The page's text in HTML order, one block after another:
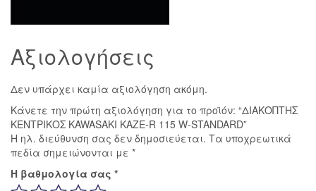
Αξιολογήσεις
Δεν υπάρχει καμία αξιολόγηση ακόμη.
Κάνετε την πρώτη αξιολόγηση για το προϊόν: “ΔΙΑΚΟΠΤΗΣ
ΚΕΝΤΡΙΚΟΣ KAWASAKI KAZE-R 115 W-STANDARD”
Η ηλ. διεύθυνση σας δεν δημοσιεύεται. Τα υποχρεωτικά
πεδία σημειώνονται με *
Η βαθμολογία σας *